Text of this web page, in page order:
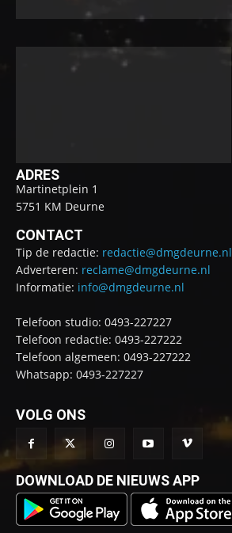
ADRES
Martinetplein 1
5751 KM Deurne
CONTACT
Tip de redactie: redactie@dmgdeurne.nl
Adverteren: reclame@dmgdeurne.nl
Informatie: info@dmgdeurne.nl
Telefoon studio: 0493-227227
Telefoon redactie: 0493-227222
Telefoon algemeen: 0493-227222
Whatsapp: 0493-227227
VOLG ONS
DOWNLOAD DE NIEUWS APP